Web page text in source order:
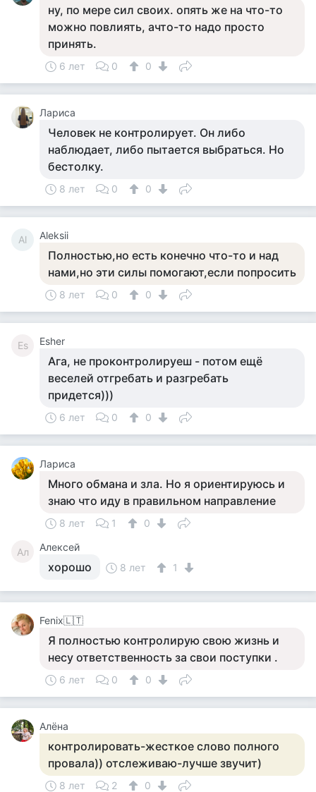
ну, по мере сил своих. опять же на что-то
можно повлиять, ачто-то надо просто
принять.
6 лет 0 0
Лариса
Человек не контролирует. Он либо
наблюдает, либо пытается выбраться. Но
бестолку.
8 лет 0 0
Al Aleksii
Полностью,но есть конечно что-то и над
нами,но эти силы помогают,если попросить
8 лет 0 0
Es Esher
Ага, не проконтролируеш - потом ещё
веселей отгребать и разгребать
придется)))
6 лет 0 0
Лариса
Много обмана и зла. Но я ориентируюсь и
знаю что иду в правильном направление
8 лет 1 0
Ал Алексей
хорошо 8 лет 1
Fenix🇱🇹
Я полностью контролирую свою жизнь и
несу ответственность за свои поступки .
6 лет 0 0
Алёна
контролировать-жесткое слово полного
провала)) отслеживаю-лучше звучит)
8 лет 2 0